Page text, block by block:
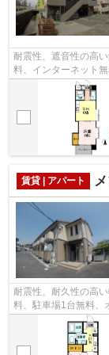
耐震性、遮音性の高
料、インターネット
て荷物を受け取るこ
賃貸 | アパート
耐震性、耐久性の高
料、駐車場1台無料、
に便利な立地です。